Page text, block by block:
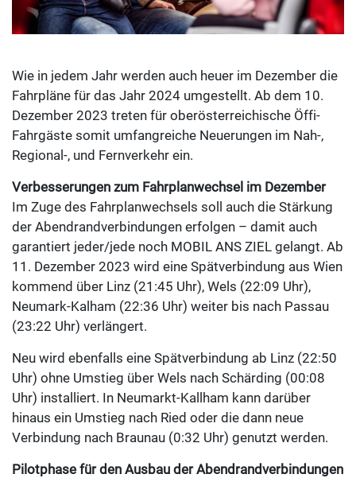
Wie in jedem Jahr werden auch heuer im Dezember die
Fahrpläne für das Jahr 2024 umgestellt. Ab dem 10.
Dezember 2023 treten für oberösterreichische Öffi-
Fahrgäste somit umfangreiche Neuerungen im Nah-,
Regional-, und Fernverkehr ein.
Verbesserungen zum Fahrplanwechsel im Dezember
Im Zuge des Fahrplanwechsels soll auch die Stärkung
der Abendrandverbindungen erfolgen – damit auch
garantiert jeder/jede noch MOBIL ANS ZIEL gelangt. Ab
11. Dezember 2023 wird eine Spätverbindung aus Wien
kommend über Linz (21:45 Uhr), Wels (22:09 Uhr),
Neumark-Kalham (22:36 Uhr) weiter bis nach Passau
(23:22 Uhr) verlängert.
Neu wird ebenfalls eine Spätverbindung ab Linz (22:50
Uhr) ohne Umstieg über Wels nach Schärding (00:08
Uhr) installiert. In Neumarkt-Kallham kann darüber
hinaus ein Umstieg nach Ried oder die dann neue
Verbindung nach Braunau (0:32 Uhr) genutzt werden.
Pilotphase für den Ausbau der Abendrandverbindungen